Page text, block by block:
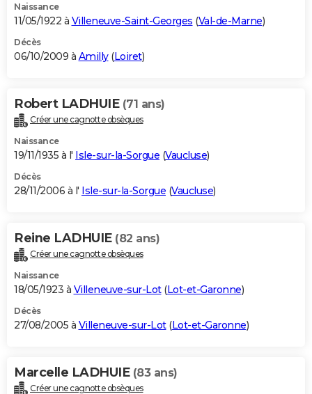
Naissance
11/05/1922 à Villeneuve-Saint-Georges (Val-de-Marne)
Décès
06/10/2009 à Amilly(Loiret)
Robert LADHUIE (71 ans)
Créer une cagnotte obsèques
Naissance
19/11/1935 à l' Isle-sur-la-Sorgue (Vaucluse)
Décès
28/11/2006 à l' Isle-sur-la-Sorgue (Vaucluse)
Reine LADHUIE (82 ans)
Créer une cagnotte obsèques
Naissance
18/05/1923 à Villeneuve-sur-Lot(Lot-et-Garonne)
Décès
27/08/2005 à Villeneuve-sur-Lot(Lot-et-Garonne)
Marcelle LADHUIE (83 ans)
Créer une cagnotte obsèques